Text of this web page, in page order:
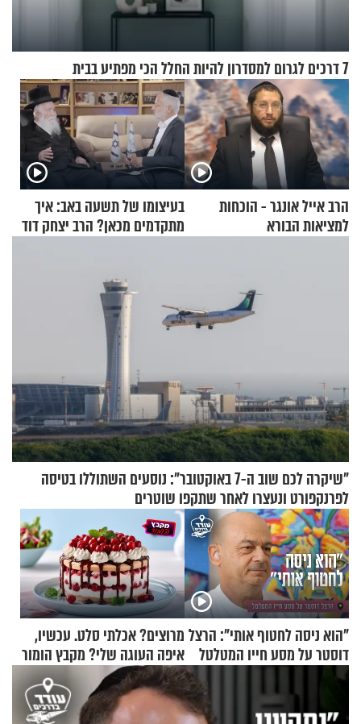
7 דרכים לגרום למסדרון להיות החלל הכי מפתיע בבית
הרב אייל אונגר - הוכחות
למציאות הבורא
בעיצומו של תשעה באב: איך
מתקדמים מכאן? הרב יצחק דוד
"שיקרה לכם שוב ה-7 באוקטובר": נוסעים השתוללו בטיסה
לפרנקפורט ונעצרו לאחר שתקפו שוטרים
"הוא ניסה לחטוף אותי": הרצל
דוסטר על מסע חייו המטלטל
מרוצים? אכלתי סלט. עכשיו,
איפה העוגה שלי? מקבץ הומור
כייפי מספר 1